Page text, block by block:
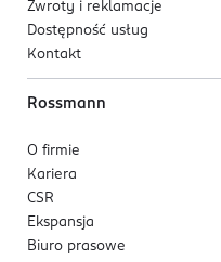
Peptydywspierają
poprawiają jej
drobnych
Zwroty i reklamacje
Dostępność usług
Kontakt
Rossmann
O firmie
Kariera
CSR
Ekspansja
Biuro prasowe